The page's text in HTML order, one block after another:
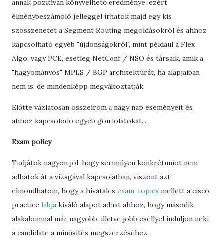
annak pozitívan könyvelhető eredménye, ezért
élménybeszámoló jelleggel írhatok majd egy kis
szösszenetet a Segment Routing megoldásokról és ahhoz
kapcsolható egyéb "újdonságokról", mint például a Flex
Algo, vagy PCE, esetleg NetConf / NSO és társaik, amik a
"hagyományos" MPLS / BGP architektúrát, ha alapjaiban
nem is, de mindenképp megváltoztatják.
Előtte vázlatosan összeírom a nagy nap eseményeit és
ahhoz kapcsolódó egyéb gondolatokat...
Exam policy
Tudjátok nagyon jól, hogy semmilyen konkrétumot nem
adhatok át a vizsgával kapcsolatban, viszont azt
elmondhatom, hogy a hivatalos exam-topics mellett a cisco
practice labja kiváló alapot adhat ahhoz, hogy második
alakalommal már nagyobb, illetve jobb eséllyel induljon neki
a candidate a minősítés megszerzéséhez.